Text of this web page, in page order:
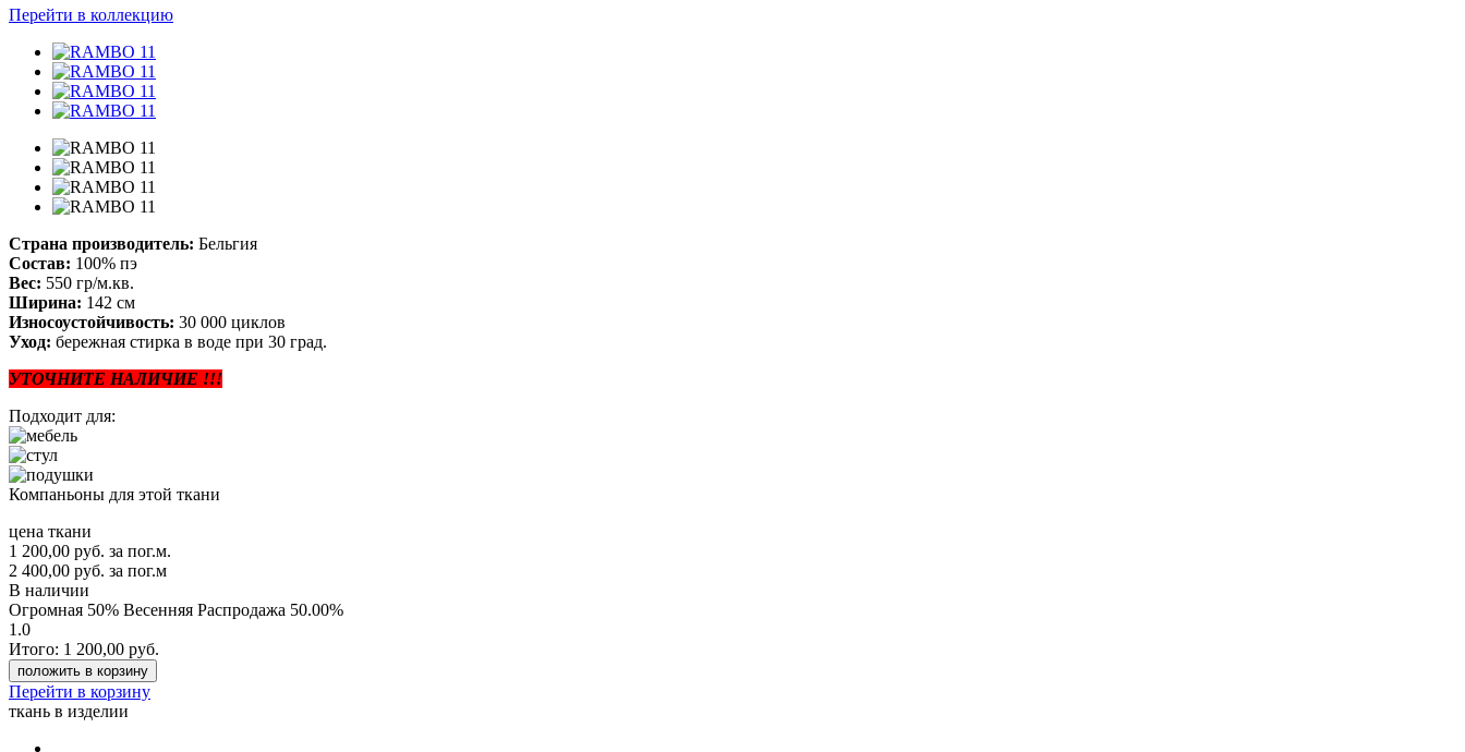
Перейти в коллекцию
Страна производитель: Бельгия
Состав: 100% пэ
Вес: 550 гр/м.кв.
Ширина: 142 см
Износоустойчивость: 30 000 циклов
Уход: бережная стирка в воде при 30 град.
УТОЧНИТЕ НАЛИЧИЕ !!!
Подходит для:
Компаньоны для этой ткани
цена ткани
1 200,00 руб. за пог.м.
2 400,00 руб. за пог.м
В наличии
Огромная 50% Весенняя Распродажа 50.00%
1.0
Итого: 1 200,00 руб.
положить в корзину
Перейти в корзину
ткань в изделии